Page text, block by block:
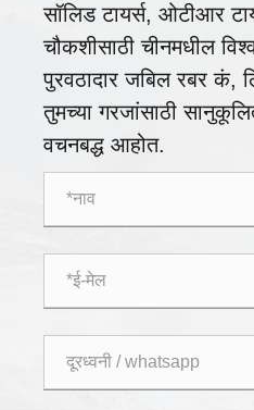
सॉलिड टायर्स, ओटीआर
चौकशीसाठी चीनमधील
पुरवठादार जबिल रबर कं,
तुमच्या गरजांसाठी
वचनबद्ध आहोत.